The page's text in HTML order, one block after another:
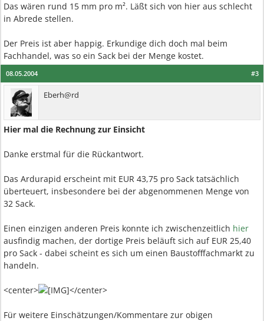
Das wären rund 15 mm pro m². Läßt sich von hier aus schlecht
in Abrede stellen.
Der Preis ist aber happig. Erkundige dich doch mal beim
Fachhandel, was so ein Sack bei der Menge kostet.
#3
08.05.2004
Eberh@rd
Hier mal die Rechnung zur Einsicht
Danke erstmal für die Rückantwort.
Das Ardurapid erscheint mit EUR 43,75 pro Sack tatsächlich
überteuert, insbesondere bei der abgenommenen Menge von
32 Sack.
Einen einzigen anderen Preis konnte ich zwischenzeitlich hier
ausfindig machen, der dortige Preis beläuft sich auf EUR 25,40
pro Sack - dabei scheint es sich um einen Baustofffachmarkt zu
handeln.
<center> </center>
Für weitere Einschätzungen/Kommentare zur obigen